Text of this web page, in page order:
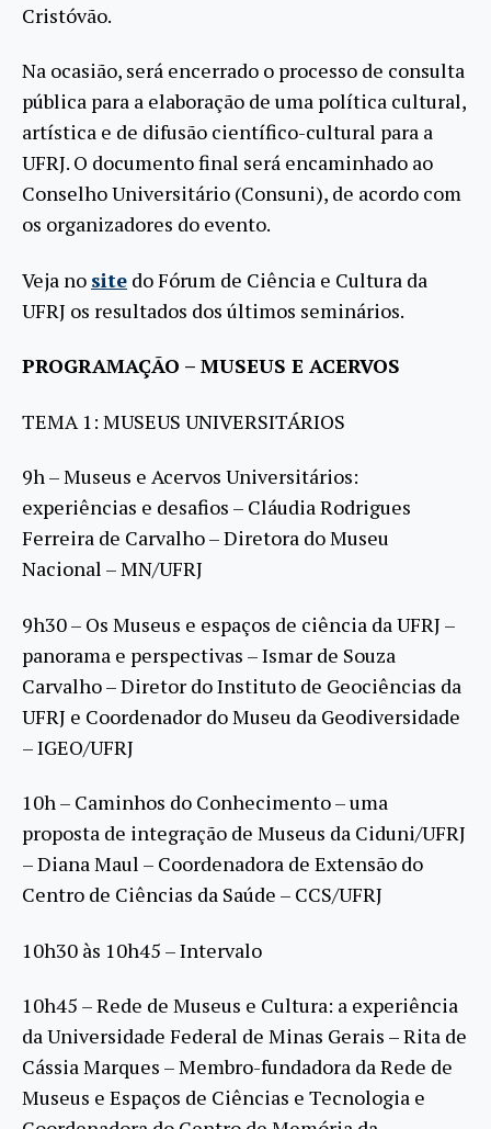
Cristóvão.
Na ocasião, será encerrado o processo de consulta
pública para a elaboração de uma política cultural,
artística e de difusão científico-cultural para a
UFRJ. O documento final será encaminhado ao
Conselho Universitário (Consuni), de acordo com
os organizadores do evento.
Veja no site do Fórum de Ciência e Cultura da
UFRJ os resultados dos últimos seminários.
PROGRAMAÇÃO – MUSEUS E ACERVOS
TEMA 1: MUSEUS UNIVERSITÁRIOS
9h – Museus e Acervos Universitários:
experiências e desafios – Cláudia Rodrigues
Ferreira de Carvalho – Diretora do Museu
Nacional – MN/UFRJ
9h30 – Os Museus e espaços de ciência da UFRJ –
panorama e perspectivas – Ismar de Souza
Carvalho – Diretor do Instituto de Geociências da
UFRJ e Coordenador do Museu da Geodiversidade
– IGEO/UFRJ
10h – Caminhos do Conhecimento – uma
proposta de integração de Museus da Ciduni/UFRJ
– Diana Maul – Coordenadora de Extensão do
Centro de Ciências da Saúde – CCS/UFRJ
10h30 às 10h45 – Intervalo
10h45 – Rede de Museus e Cultura: a experiência
da Universidade Federal de Minas Gerais – Rita de
Cássia Marques – Membro-fundadora da Rede de
Museus e Espaços de Ciências e Tecnologia e